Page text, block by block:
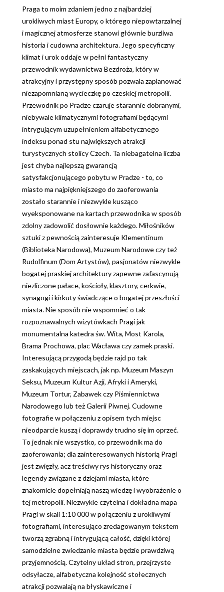
Praga to moim zdaniem jedno z najbardziej
urokliwych miast Europy, o którego niepowtarzalnej
i magicznej atmosferze stanowi głównie burzliwa
historia i cudowna architektura. Jego specyficzny
klimat i urok oddaje w pełni fantastyczny
przewodnik wydawnictwa Bezdroża, który w
atrakcyjny i przystępny sposób pozwala zaplanować
niezapomnianą wycieczkę po czeskiej metropolii.
Przewodnik po Pradze czaruje starannie dobranymi,
niebywale klimatycznymi fotografiami będącymi
intrygującym uzupełnieniem alfabetycznego
indeksu ponad stu największych atrakcji
turystycznych stolicy Czech. Ta niebagatelna liczba
jest chyba najlepszą gwarancją
satysfakcjonującego pobytu w Pradze - to, co
miasto ma najpiękniejszego do zaoferowania
zostało starannie i niezwykle kusząco
wyeksponowane na kartach przewodnika w sposób
zdolny zadowolić dosłownie każdego. Miłośników
sztuki z pewnością zainteresuje Klementinum
(Biblioteka Narodowa), Muzeum Narodowe czy też
Rudolfinum (Dom Artystów), pasjonatów niezwykle
bogatej praskiej architektury zapewne zafascynują
niezliczone pałace, kościoły, klasztory, cerkwie,
synagogi i kirkuty świadczące o bogatej przeszłości
miasta. Nie sposób nie wspomnieć o tak
rozpoznawalnych wizytówkach Pragi jak
monumentalna katedra św. Wita, Most Karola,
Brama Prochowa, plac Wacława czy zamek praski.
Interesującą przygodą będzie rajd po tak
zaskakujących miejscach, jak np. Muzeum Maszyn
Seksu, Muzeum Kultur Azji, Afryki i Ameryki,
Muzeum Tortur, Zabawek czy Piśmiennictwa
Narodowego lub też Galerii Piwnej. Cudowne
fotografie w połączeniu z opisem tych miejsc
nieodparcie kuszą i doprawdy trudno się im oprzeć.
To jednak nie wszystko, co przewodnik ma do
zaoferowania; dla zainteresowanych historią Pragi
jest zwięzły, acz treściwy rys historyczny oraz
legendy związane z dziejami miasta, które
znakomicie dopełniają naszą wiedzę i wyobrażenie o
tej metropolii. Niezwykle czytelna i dokładna mapa
Pragi w skali 1:10 000 w połączeniu z urokliwymi
fotografiami, interesująco zredagowanym tekstem
tworzą zgrabną i intrygującą całość, dzięki której
samodzielne zwiedzanie miasta będzie prawdziwą
przyjemnością. Czytelny układ stron, przejrzyste
odsyłacze, alfabetyczna kolejność stołecznych
atrakcji pozwalają na błyskawiczne i